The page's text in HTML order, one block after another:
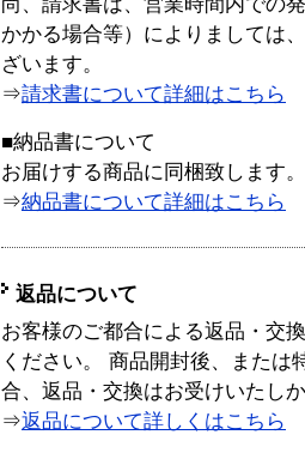
尚、請求書は、営業時間内での
かかる場合等）によりましては
ざいます。
⇒請求書について詳細はこちら
■納品書について
お届けする商品に同梱致します。
⇒納品書について詳細はこちら
返品について
お客様のご都合による返品・交
ください。 商品開封後、または
合、返品・交換はお受けいたし
⇒返品について詳しくはこちら